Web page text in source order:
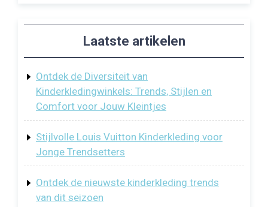
Laatste artikelen
Ontdek de Diversiteit van
Kinderkledingwinkels: Trends, Stijlen en
Comfort voor Jouw Kleintjes
Stijlvolle Louis Vuitton Kinderkleding voor
Jonge Trendsetters
Ontdek de nieuwste kinderkleding trends
van dit seizoen